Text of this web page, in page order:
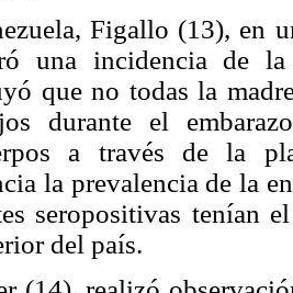
Figallo (13), en
una incidencia de
que no todas la
durante el
a través de la
la prevalencia de la
seropositivas tenían
del país.